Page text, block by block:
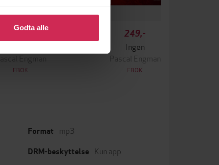
eller endre ditt samtykke.
Godta alle
349,-
EBOK
249,-
Ingen
Pascal Engman
EBOK
Format mp3
DRM-beskyttelse Kun app